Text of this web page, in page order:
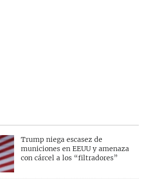
Trump niega escasez de
municiones en EEUU y amenaza
con cárcel a los “filtradores”